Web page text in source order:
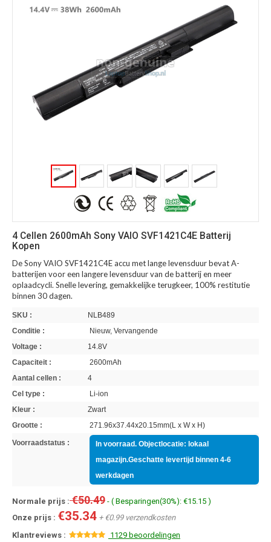
4 Cellen 2600mAh Sony VAIO SVF1421C4E Batterij
Kopen
De Sony VAIO SVF1421C4E accu met lange levensduur bevat A-
batterijen voor een langere levensduur van de batterij en meer
oplaadcycli. Snelle levering, gemakkelijke terugkeer, 100% restitutie
binnen 30 dagen.
SKU :
NLB489
Conditie :
Nieuw, Vervangende
Voltage :
14.8V
Capaciteit :
2600mAh
Aantal cellen :
4
Cel type :
Li-ion
Kleur :
Zwart
Grootte :
271.96x37.44x20.15mm(L x W x H)
Voorraadstatus :
In voorraad. Objectlocatie: lokaal
magazijn.Geschatte levertijd binnen 4-6
werkdagen
Normale prijs :€50.49 - ( Besparingen(30%): €15.15 )
Onze prijs : €35.34 + €0.99 verzendkosten
Klantreviews :
1129 beoordelingen